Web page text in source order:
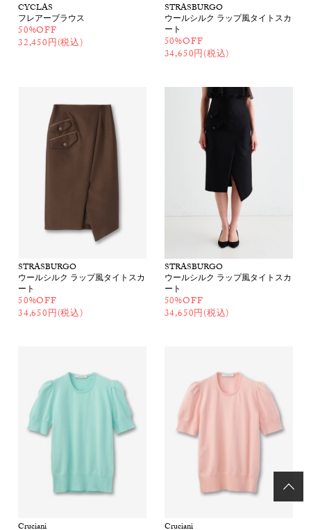
CYCLAS
フレアーブラウス
50%OFF
32,450円(税込)
STRASBURGO
ウールシルク ラップ風タイトスカ
ート
50%OFF
34,650円(税込)
STRASBURGO
ウールシルク ラップ風タイトスカ
ート
50%OFF
34,650円(税込)
STRASBURGO
ウールシルク ラップ風タイトスカ
ート
50%OFF
34,650円(税込)
Cruciani Cruciani